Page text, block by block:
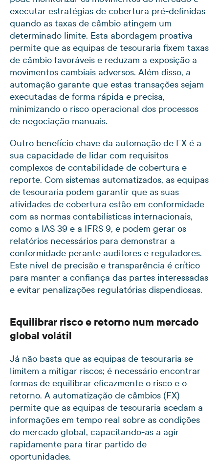
executar estratégias de cobertura pré-definidas
quando as taxas de câmbio atingem um
determinado limite. Esta abordagem proativa
permite que as equipas de tesouraria fixem taxas
de câmbio favoráveis e reduzam a exposição a
movimentos cambiais adversos. Além disso, a
automação garante que estas transações sejam
executadas de forma rápida e precisa,
minimizando o risco operacional dos processos
de negociação manuais.
Outro benefício chave da automação de FX é a
sua capacidade de lidar com requisitos
complexos de contabilidade de cobertura e
reporte. Com sistemas automatizados, as equipas
de tesouraria podem garantir que as suas
atividades de cobertura estão em conformidade
com as normas contabilísticas internacionais,
como a IAS 39 e a IFRS 9, e podem gerar os
relatórios necessários para demonstrar a
conformidade perante auditores e reguladores.
Este nível de precisão e transparência é crítico
para manter a confiança das partes interessadas
e evitar penalizações regulatórias dispendiosas.
Equilibrar risco e retorno num mercado
global volátil
Já não basta que as equipas de tesouraria se
limitem a mitigar riscos; é necessário encontrar
formas de equilibrar eficazmente o risco e o
retorno. A automatização de câmbios (FX)
permite que as equipas de tesouraria acedam a
informações em tempo real sobre as condições
do mercado global, capacitando-as a agir
rapidamente para tirar partido de
oportunidades.